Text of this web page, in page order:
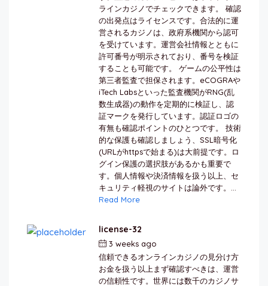
ラインカジノでチェックできます。 確認
の出発点はライセンスです。合法的に運
営されるカジノは、政府系機関から認可
を受けています。運営会社情報とともに
許可番号が明示されており、番号を検証
することも可能です。 ゲームの公平性は
第三者監査で担保されます。eCOGRAや
iTech Labsといった監査機関がRNG(乱
数生成器)の動作を定期的に検証し、認
証マークを発行しています。認証ロゴの
有無も確認ポイントのひとつです。 技術
的な保護も確認しましょう、SSL暗号化
(URLがhttpsで始まる)は大前提です。ロ
グイン保護の選択肢があるかも重要で
す。個人情報や決済情報を扱う以上、セ
キュリティ軽視のサイトは論外です。...
Read More
license-32
3 weeks ago
信頼できるオンラインカジノの見分け方
お金を扱う以上まず確認すべきは、運営
の信頼性です。世界には数千のカジノサ